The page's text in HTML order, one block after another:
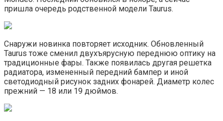
пришла очередь родственной модели Taurus.
Снаружи новинка повторяет исходник. Обновленный
Taurus тоже сменил двухъярусную переднюю оптику на
традиционные фары. Также появилась другая решетка
радиатора, измененный передний бампер и иной
светодиодный рисунок задних фонарей. Диаметр колес
прежний — 18 или 19 дюймов.